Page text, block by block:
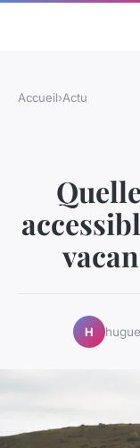
Accueil›Actu
H